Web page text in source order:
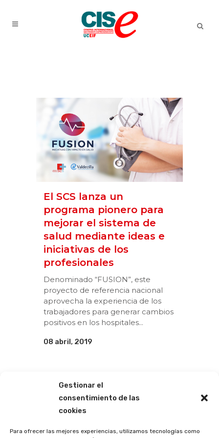
Gestionar el
consentimiento de las
cookies
Para ofrecer las mejores experiencias, utilizamos tecnologías como
El SCS lanza un
programa pionero para
mejorar el sistema de
salud mediante ideas e
iniciativas de los
profesionales
Denominado “FUSION”, este
proyecto de referencia nacional
aprovecha la experiencia de los
trabajadores para generar cambios
positivos en los hospitales...
08 abril, 2019